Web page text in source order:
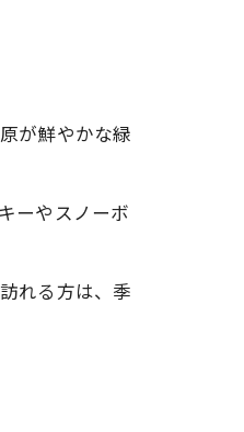
が鮮やかな緑
ーやスノーボ
れる方は、季